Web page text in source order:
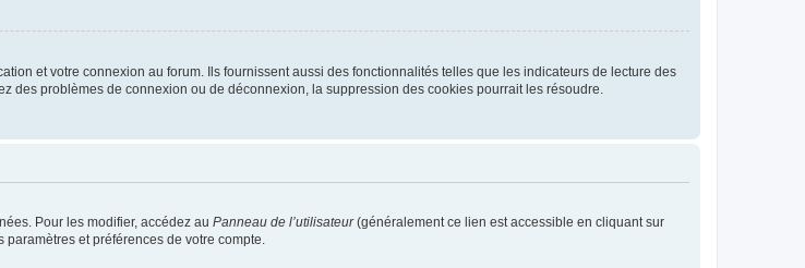
et votre connexion au forum. Ils fournissent aussi des fonctionnalités telles que les indicateurs de lecture des
des problèmes de connexion ou de déconnexion, la suppression des cookies pourrait les résoudre.
Pour les modifier, accédez au Panneau de l’utilisateur(généralement ce lien est accessible en cliquant sur
et préférences de votre compte.